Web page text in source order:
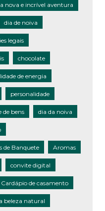
nova e incrível aventura
dia de noiva
legais
chocolate
de energia
personalidade
de bens dia da noiva
de Banquete Aromas
convite digital
Cardápio de casamento
beleza natural